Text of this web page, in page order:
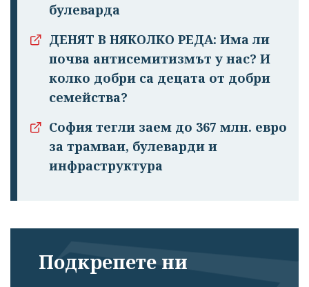
булеварда
ДЕНЯТ В НЯКОЛКО РЕДА: Има ли
почва антисемитизмът у нас? И
колко добри са децата от добри
семейства?
София тегли заем до 367 млн. евро
за трамваи, булеварди и
инфраструктура
Подкрепете ни